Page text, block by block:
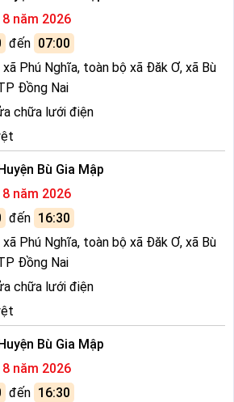
năm 2026
đến 07:00
Phú Nghĩa, toàn bộ xã Đăk Ơ, xã Bù
Đồng Nai
chữa lưới điện
Bù Gia Mập
năm 2026
đến 16:30
Phú Nghĩa, toàn bộ xã Đăk Ơ, xã Bù
Đồng Nai
chữa lưới điện
Bù Gia Mập
năm 2026
đến 16:30